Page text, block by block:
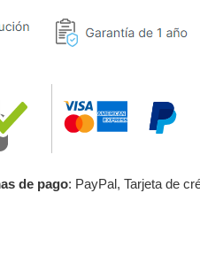
de pago: PayPal, Tarjeta de